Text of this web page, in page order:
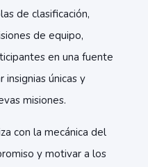
de clasificación,
de equipo,
en una fuente
insignias únicas y
misiones.
con la mecánica del
y motivar a los